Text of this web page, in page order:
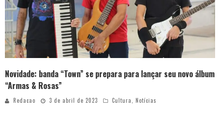
Novidade: banda “Town” se prepara para lançar seu novo álbum
“Armas & Rosas”
Redacao 3 de abril de 2023 Cultura, Notícias